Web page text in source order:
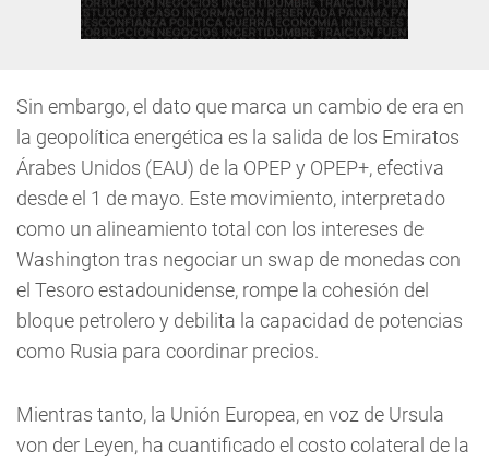
Sin embargo, el dato que marca un cambio de era en
la geopolítica energética es la salida de los Emiratos
Árabes Unidos (EAU) de la OPEP y OPEP+, efectiva
desde el 1 de mayo. Este movimiento, interpretado
como un alineamiento total con los intereses de
Washington tras negociar un swap de monedas con
el Tesoro estadounidense, rompe la cohesión del
bloque petrolero y debilita la capacidad de potencias
como Rusia para coordinar precios.
Mientras tanto, la Unión Europea, en voz de Ursula
von der Leyen, ha cuantificado el costo colateral de la